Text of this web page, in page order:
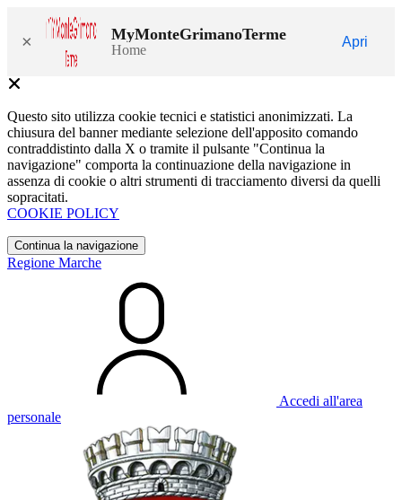
× MyMonteGrimanoTerme
Home
Apri
Questo sito utilizza cookie tecnici e statistici anonimizzati. La
chiusura del banner mediante selezione dell'apposito comando
contraddistinto dalla X o tramite il pulsante "Continua la
navigazione" comporta la continuazione della navigazione in
assenza di cookie o altri strumenti di tracciamento diversi da quelli
sopracitati.
COOKIE POLICY
Continua la navigazione
Regione Marche
Accedi all'area
personale